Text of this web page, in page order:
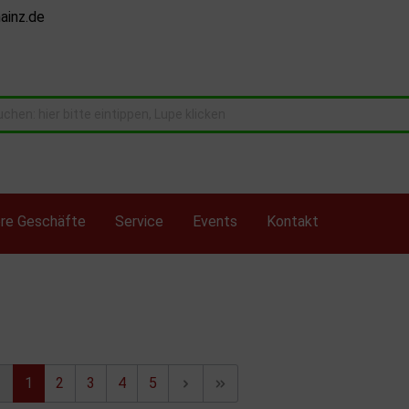
Geschäfte Service Events Kontakt
1 2 3 4 5